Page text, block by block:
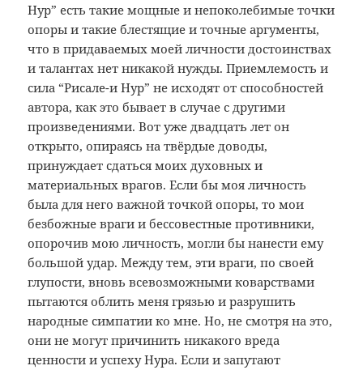
Нур” есть такие мощные и непоколебимые точки
опоры и такие блестящие и точные аргументы,
что в придаваемых моей личности достоинствах
и талантах нет никакой нужды. Приемлемость и
сила “Рисале-и Нур” не исходят от способностей
автора, как это бывает в случае с другими
произведениями. Вот уже двадцать лет он
открыто, опираясь на твёрдые доводы,
принуждает сдаться моих духовных и
материальных врагов. Если бы моя личность
была для него важной точкой опоры, то мои
безбожные враги и бессовестные противники,
опорочив мою личность, могли бы нанести ему
большой удар. Между тем, эти враги, по своей
глупости, вновь всевозможными коварствами
пытаются облить меня грязью и разрушить
народные симпатии ко мне. Но, не смотря на это,
они не могут причинить никакого вреда
ценности и успеху Нура. Если и запутают